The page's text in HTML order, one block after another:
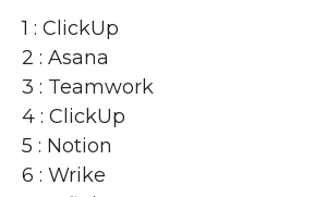
1 : ClickUp
2 : Asana
3 : Teamwork
4 : ClickUp
5 : Notion
6 : Wrike